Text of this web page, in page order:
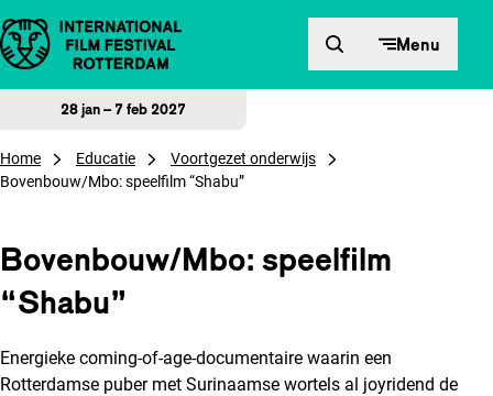
Direct naar inhoud Menu
28 jan – 7 feb 2027
Home Educatie
Voortgezet onderwijs
Bovenbouw/Mbo: speelfilm “Shabu”
Bovenbouw/Mbo: speelfilm
“Shabu”
Energieke coming-of-age-documentaire waarin een
Rotterdamse puber met Surinaamse wortels al joyridend de